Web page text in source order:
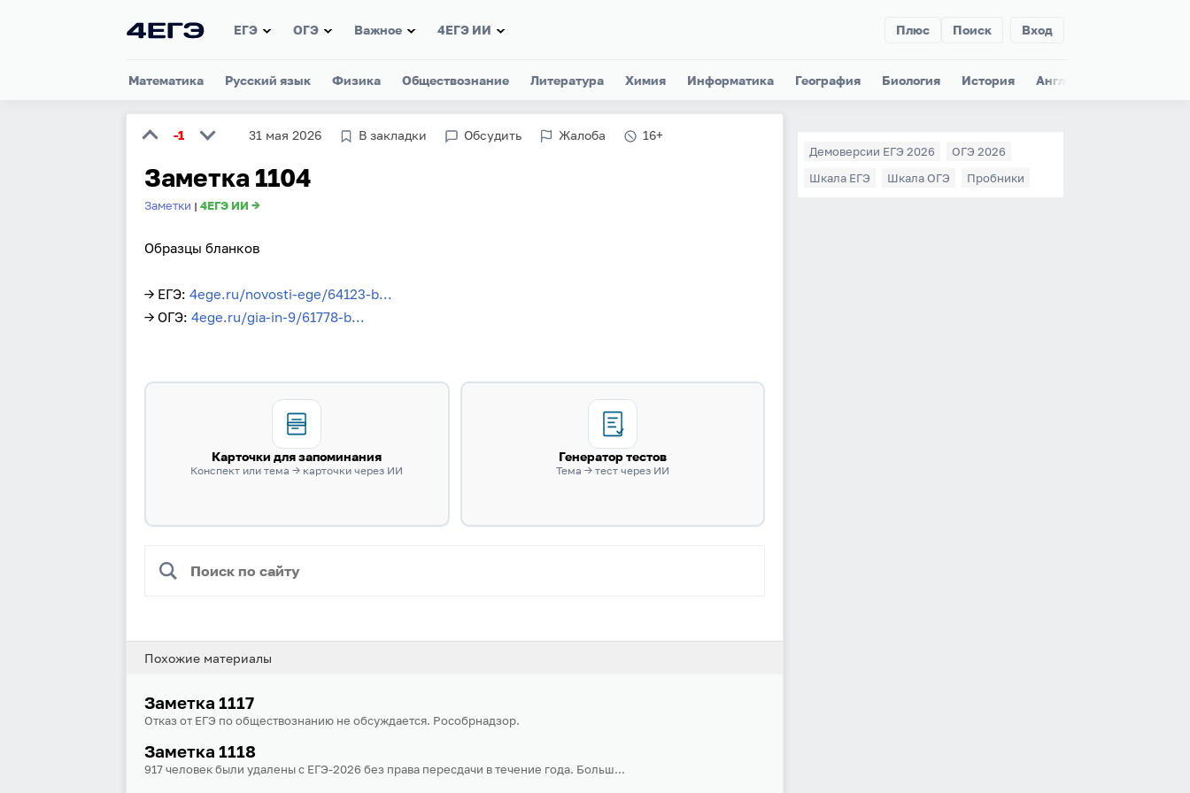
Вход Регистрация
ЕГЭ ОГЭ Важное 4ЕГЭ ИИ Вход
Плюс Поиск
Математика Русский язык Физика Обществознание Литература Химия Информатика География Биология История Английский
-1 31 мая 2026 В закладки Обсудить Жалоба 16+
Заметка 1104
Заметки | 4ЕГЭ ИИ →
Образцы бланков
→ ЕГЭ: 4ege.ru/novosti-ege/64123-b...
→ ОГЭ: 4ege.ru/gia-in-9/61778-b...
Карточки для запоминания
Конспект или тема → карточки через ИИ
Генератор тестов
Тема → тест через ИИ
Похожие материалы
Заметка 1117
Отказ от ЕГЭ по обществознанию не обсуждается. Рособрнадзор.
Заметка 1118
917 человек были удалены с ЕГЭ-2026 без права пересдачи в течение года. Больш...
Демоверсии ЕГЭ 2026
ОГЭ 2026
Шкала ЕГЭ
Шкала ОГЭ Пробники